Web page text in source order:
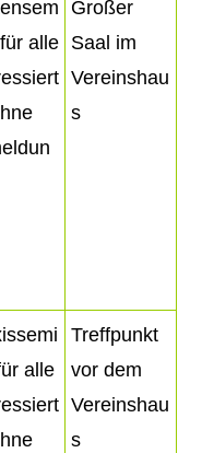
alle
Großer
Saal im
Vereinshau
s
alle
Treffpunkt
vor dem
Vereinshau
s